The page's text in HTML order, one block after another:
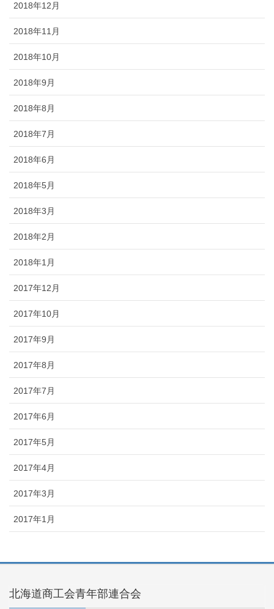
2018年12月
2018年11月
2018年10月
2018年9月
2018年8月
2018年7月
2018年6月
2018年5月
2018年3月
2018年2月
2018年1月
2017年12月
2017年10月
2017年9月
2017年8月
2017年7月
2017年6月
2017年5月
2017年4月
2017年3月
2017年1月
北海道商工会青年部連合会